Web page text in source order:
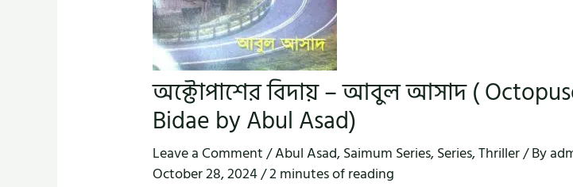
অক্টোপাশের বিদায় – আবুল আসাদ (
Bidae by Abul Asad)
Leave a Comment/Abul Asad,Saimum Series,Series,Thriller/ By
October 28, 2024/2 minutes of reading